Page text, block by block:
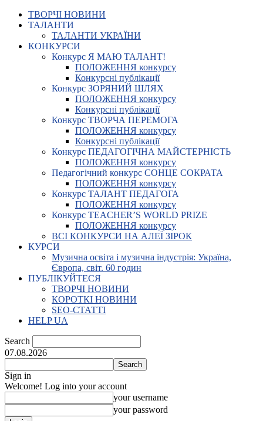
ТВОРЧІ НОВИНИ
ТАЛАНТИ
ТАЛАНТИ УКРАЇНИ
КОНКУРСИ
Конкурс Я МАЮ ТАЛАНТ!
ПОЛОЖЕННЯ конкурсу
Конкурсні публікації
Конкурс ЗОРЯНИЙ ШЛЯХ
ПОЛОЖЕННЯ конкурсу
Конкурсні публікації
Конкурс ТВОРЧА ПЕРЕМОГА
ПОЛОЖЕННЯ конкурсу
Конкурсні публікації
Конкурс ПЕДАГОГІЧНА МАЙСТЕРНІСТЬ
ПОЛОЖЕННЯ конкурсу
Педагогічний конкурс СОНЦЕ СОКРАТА
ПОЛОЖЕННЯ конкурсу
Конкурс ТАЛАНТ ПЕДАГОГА
ПОЛОЖЕННЯ конкурсу
Конкурс TEACHER’S WORLD PRIZE
ПОЛОЖЕННЯ конкурсу
ВСІ КОНКУРСИ НА АЛЕЇ ЗІРОК
КУРСИ
Музична освіта і музична індустрія: Україна,
Європа, світ. 60 годин
ПУБЛІКУЙТЕСЯ
ТВОРЧІ НОВИНИ
КОРОТКІ НОВИНИ
SEO-СТАТТІ
HELP UA
Search
07.08.2026
Sign in
Welcome! Log into your account
your username
your password